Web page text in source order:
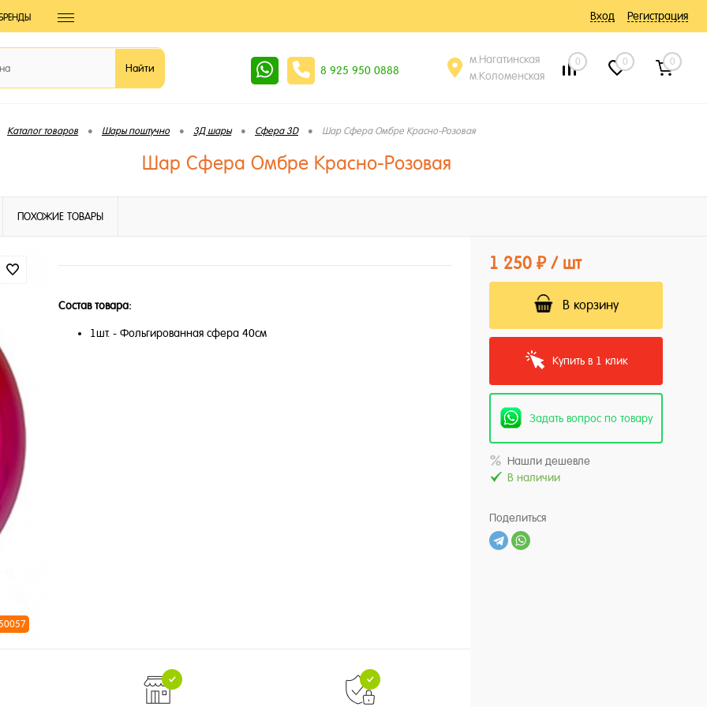
Вход Регистрация
8 925 950 0888
м.Нагатинская
м.Коломенская
0 0 0
Каталог товаров • Шары поштучно • 3Д шары • Сфера 3D • Шар Сфера Омбре Красно-Розовая
Шар Сфера Омбре Красно-Розовая
ПОХОЖИЕ ТОВАРЫ
Состав товара:
1шт. - Фольгированная сфера 40см
1 250 ₽ / шт
В корзину
Купить в 1 клик
Задать вопрос по товару
Нашли дешевле
В наличии
Поделиться